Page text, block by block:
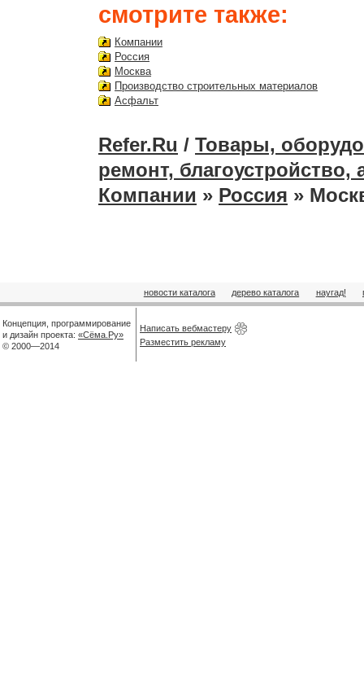
смотрите также:
Компании
Россия
Москва
Производство строительных материалов
Асфальт
Refer.Ru / Товары,
ремонт, благоустройство,
Компании » Россия »
новости каталога дерево каталога наугад!
Концепция, программирование
и дизайн проекта: «Сёма.Ру»
© 2000—2014
Написать вебмастеру
Разместить рекламу